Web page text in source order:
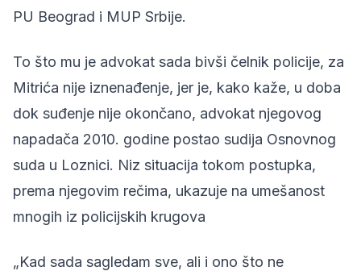
PU Beograd i MUP Srbije.
To što mu je advokat sada bivši čelnik policije, za
Mitrića nije iznenađenje, jer je, kako kaže, u doba
dok suđenje nije okončano, advokat njegovog
napadača 2010. godine postao sudija Osnovnog
suda u Loznici. Niz situacija tokom postupka,
prema njegovim rečima, ukazuje na umešanost
mnogih iz policijskih krugova
„Kad sada sagledam sve, ali i ono što ne